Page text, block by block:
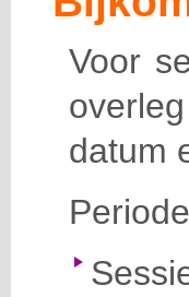
Voor
datum